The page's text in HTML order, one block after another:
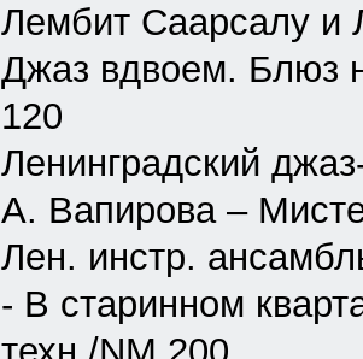
Лембит Саарсалу и
Джаз вдвоем. Блюз
120
Ленинградский
А. Вапирова –
Лен. инстр.
- В старинном